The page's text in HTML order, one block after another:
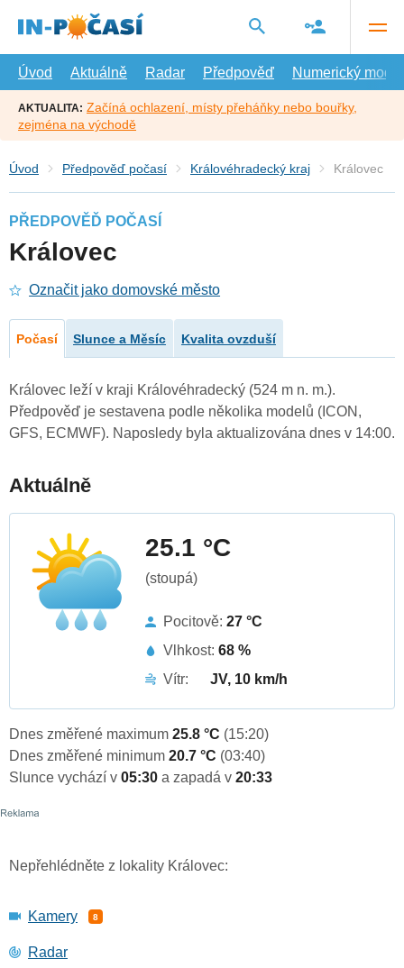
hlavní
Úvod
Aktuálně Radar Předpověď Numerický model
AKTUALITA: Začíná ochlazení, místy přeháňky nebo bouřky,
zejména na východě
Úvod Předpověď počasí Královéhradecký kraj Královec
PŘEDPOVĚĎ POČASÍ
Královec
Označit jako domovské město
Počasí Slunce a Měsíc Kvalita ovzduší
Královec leží v kraji Královéhradecký (524 m n. m.).
Předpověď je sestavena podle několika modelů (ICON,
GFS, ECMWF). Naposledy byla aktualizována dnes v 14:00.
Aktuálně
25.1 °C
(stoupá)
Pocitově: 27 °C
Vlhkost: 68 %
Vítr:
JV, 10 km/h
Dnes změřené maximum 25.8 °C (15:20)
Dnes změřené minimum 20.7 °C (03:40)
Slunce vychází v 05:30 a zapadá v 20:33
Nepřehlédněte z lokality Královec:
Kamery 8
Radar